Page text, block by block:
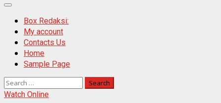
Primary
MenuBox Redaksi:
My account
Contacts Us
Home
Sample Page
Search
for:
Watch Online